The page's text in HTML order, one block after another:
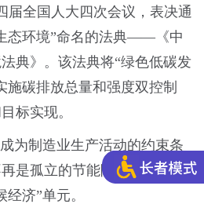
届全国人大四次会议，表决通
态环境”命名的法典——《中
典》。该法典将“绿色低碳发
施碳排放总量和强度双控制
标实现。
为制造业生产活动的约束条
是孤立的节能降碳点位，而
济”单元。